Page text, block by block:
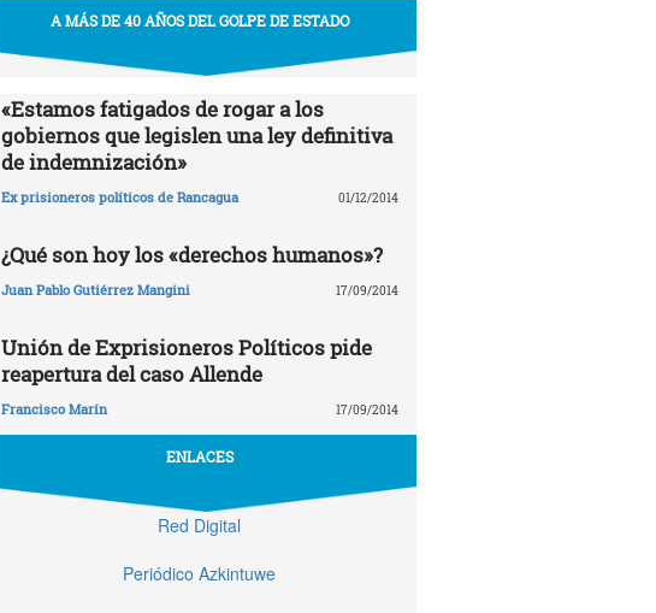
A MÁS DE 40 AÑOS DEL GOLPE DE ESTADO
«Estamos fatigados de rogar a los
gobiernos que legislen una ley definitiva
de indemnización»
Ex prisioneros políticos de Rancagua 01/12/2014
¿Qué son hoy los «derechos humanos»?
Juan Pablo Gutiérrez Mangini 17/09/2014
Unión de Exprisioneros Políticos pide
reapertura del caso Allende
Francisco Marín 17/09/2014
ENLACES
Red Digital
Periódico Azkintuwe